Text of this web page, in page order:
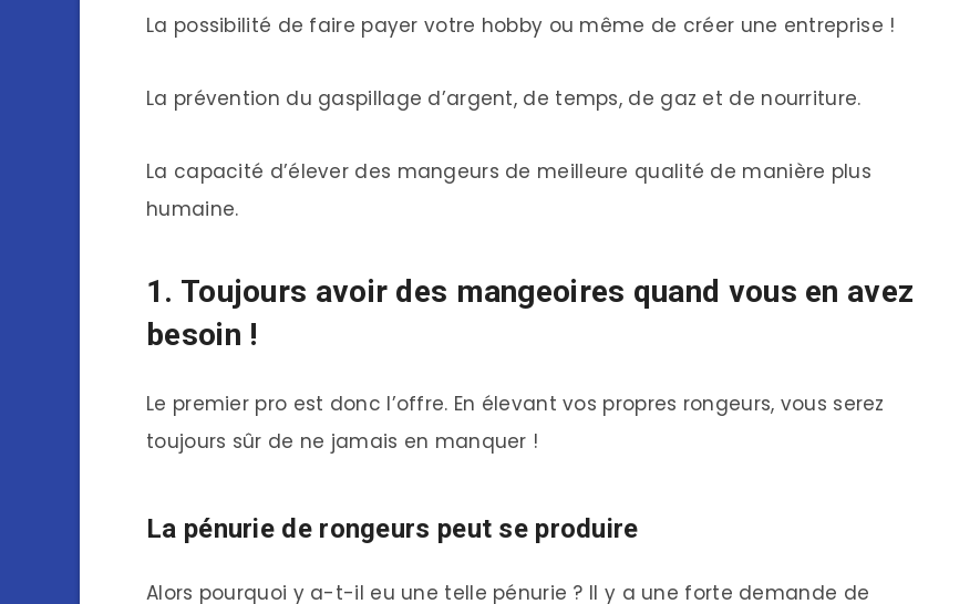
La possibilité de faire payer votre hobby ou même de créer une entreprise !
La prévention du gaspillage d’argent, de temps, de gaz et de nourriture.
La capacité d’élever des mangeurs de meilleure qualité de manière plus
humaine.
1. Toujours avoir des mangeoires quand vous en avez
besoin !
Le premier pro est donc l’offre. En élevant vos propres rongeurs, vous serez
toujours sûr de ne jamais en manquer !
La pénurie de rongeurs peut se produire
Alors pourquoi y a-t-il eu une telle pénurie ? Il y a une forte demande de